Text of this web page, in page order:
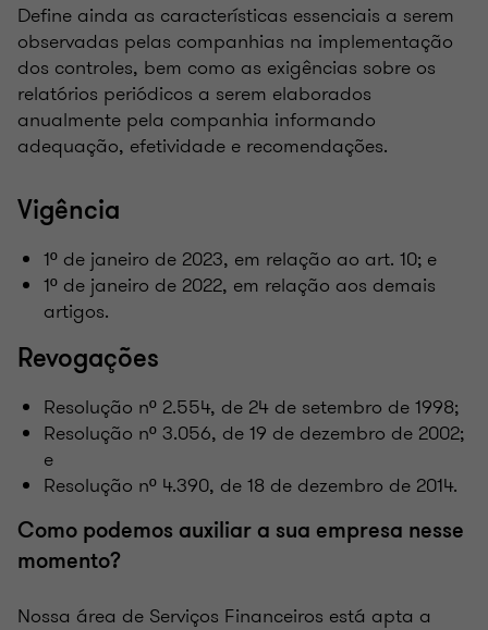
Define ainda as características essenciais a serem
observadas pelas companhias na implementação
dos controles, bem como as exigências sobre os
relatórios periódicos a serem elaborados
anualmente pela companhia informando
adequação, efetividade e recomendações.
Vigência
1º de janeiro de 2023, em relação ao art. 10; e
1º de janeiro de 2022, em relação aos demais
artigos.
Revogações
Resolução nº 2.554, de 24 de setembro de 1998;
Resolução nº 3.056, de 19 de dezembro de 2002;
e
Resolução nº 4.390, de 18 de dezembro de 2014.
Como podemos auxiliar a sua empresa nesse
momento?
Nossa área de Serviços Financeiros está apta a